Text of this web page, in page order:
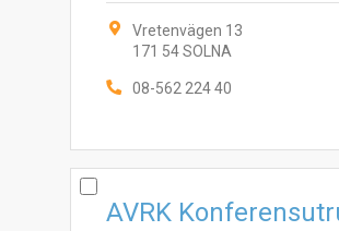
Vretenvägen 13
171 54 SOLNA
08-562 224 40
AVRK